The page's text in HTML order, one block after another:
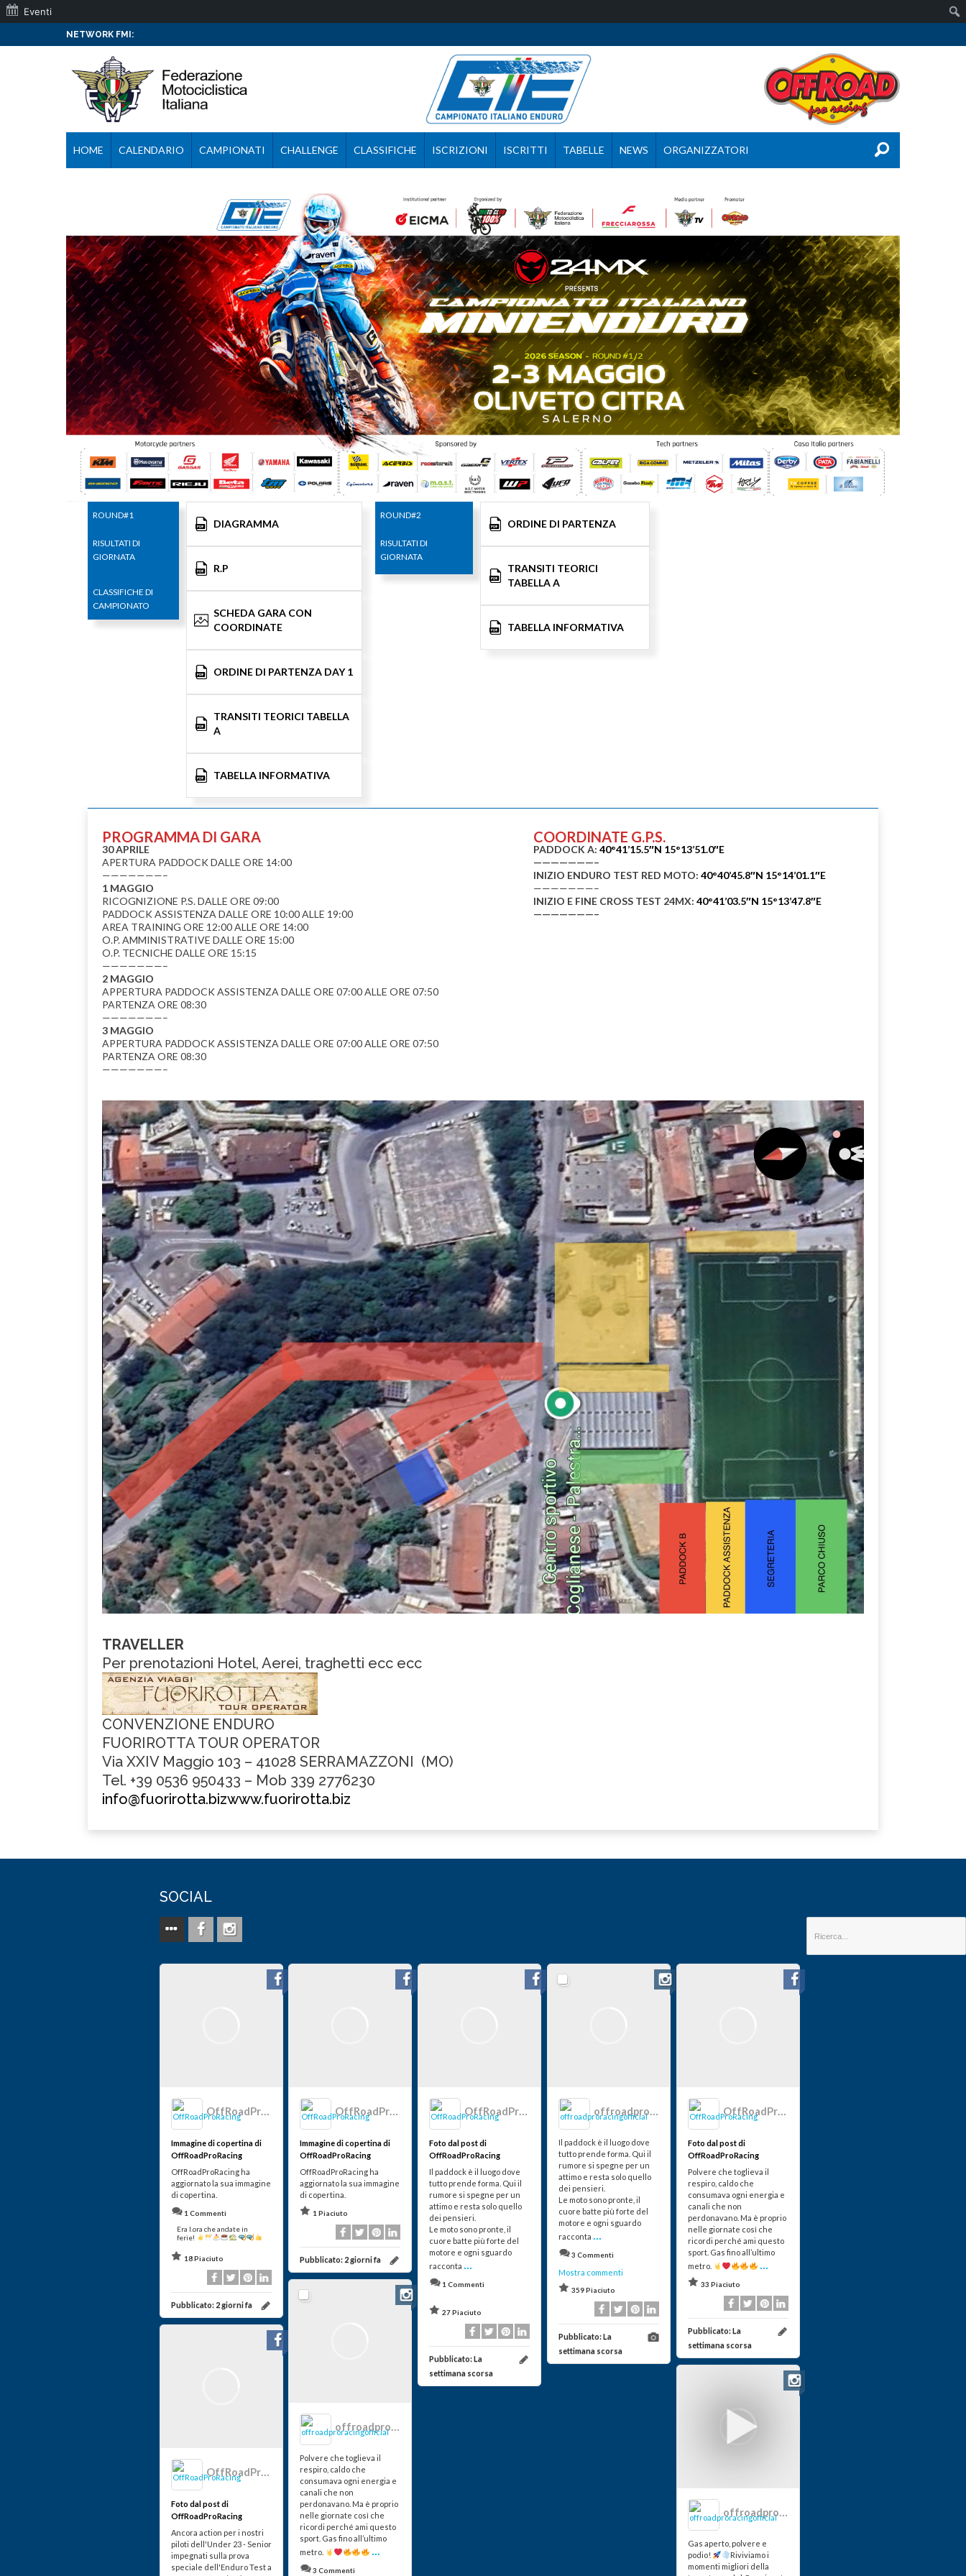
NETWORK FMI:
HOME CALENDARIO CAMPIONATI CHALLENGE CLASSIFICHE ISCRIZIONI ISCRITTI TABELLE NEWS ORGANIZZATORI
ROUND#1
RISULTATI DI
GIORNATA
CLASSIFICHE DI
CAMPIONATO
DIAGRAMMA
R.P
SCHEDA GARA CON
COORDINATE
ORDINE DI PARTENZA DAY 1
TRANSITI TEORICI TABELLA
A
TABELLA INFORMATIVA
ROUND#2
RISULTATI DI
GIORNATA
ORDINE DI PARTENZA
TRANSITI TEORICI
TABELLA A
TABELLA INFORMATIVA
PROGRAMMA DI GARA
30 APRILE
APERTURA PADDOCK DALLE ORE 14:00
———————–
1 MAGGIO
RICOGNIZIONE P.S. DALLE ORE 09:00
PADDOCK ASSISTENZA DALLE ORE 10:00 ALLE 19:00
AREA TRAINING ORE 12:00 ALLE ORE 14:00
O.P. AMMINISTRATIVE DALLE ORE 15:00
O.P. TECNICHE DALLE ORE 15:15
———————–
2 MAGGIO
APPERTURA PADDOCK ASSISTENZA DALLE ORE 07:00 ALLE ORE 07:50
PARTENZA ORE 08:30
———————–
3 MAGGIO
APPERTURA PADDOCK ASSISTENZA DALLE ORE 07:00 ALLE ORE 07:50
PARTENZA ORE 08:30
———————–
COORDINATE G.P.S.
PADDOCK A: 40°41’15.5″N 15°13’51.0″E
———————–
INIZIO ENDURO TEST RED MOTO: 40°40’45.8″N 15°14’01.1″E
———————–
INIZIO E FINE CROSS TEST 24MX: 40°41’03.5″N 15°13’47.8″E
———————–
TRAVELLER
Per prenotazioni Hotel, Aerei, traghetti ecc ecc
CONVENZIONE ENDURO
FUORIROTTA TOUR OPERATOR
Via XXIV Maggio 103 – 41028 SERRAMAZZONI (MO)
Tel. +39 0536 950433 – Mob 339 2776230
info@fuorirotta.bizwww.fuorirotta.biz
SOCIAL
Immagine di copertina di
OffRoadProRacing
OffRoadProRacing ha
aggiornato la sua immagine
di copertina.
1 Commenti
Era l.ora che andate in
ferie!
18 Piaciuto
Pubblicato: 2 giorni fa
Immagine di copertina di
OffRoadProRacing
OffRoadProRacing ha
aggiornato la sua immagine
di copertina.
1 Piaciuto
Pubblicato: 2 giorni fa
Foto dal post di
OffRoadProRacing
Il paddock è il luogo dove
tutto prende forma. Qui il
rumore si spegne per un
attimo e resta solo quello
dei pensieri.
Le moto sono pronte, il
cuore batte più forte del
motore e ogni sguardo
racconta ...
1 Commenti
27 Piaciuto
Pubblicato:La
settimana scorsa
Il paddock è il luogo dove
tutto prende forma. Qui il
rumore si spegne per un
attimo e resta solo quello
dei pensieri.
Le moto sono pronte, il
cuore batte più forte del
motore e ogni sguardo
racconta ...
3 Commenti
Mostra commenti
359 Piaciuto
Pubblicato:La
settimana scorsa
Foto dal post di
OffRoadProRacing
Polvere che toglieva il
respiro, caldo che
consumava ogni energia e
canali che non
perdonavano. Ma è proprio
nelle giornate così che
ricordi perché ami questo
sport. Gas fino all’ultimo
metro.
...
33 Piaciuto
Pubblicato:La
settimana scorsa
Polvere che toglieva il
respiro, caldo che
consumava ogni energia e
canali che non
perdonavano. Ma è proprio
nelle giornate così che
ricordi perché ami questo
sport. Gas fino all’ultimo
metro.
...
3 Commenti
Foto dal post di
OffRoadProRacing
Ancora action per i nostri
piloti dell'Under 23 - Senior
impegnati sulla prova
speciale dell'Enduro Test a
Gas aperto, polvere e
podio!
Riviviamo i
momenti migliori della
Eventi